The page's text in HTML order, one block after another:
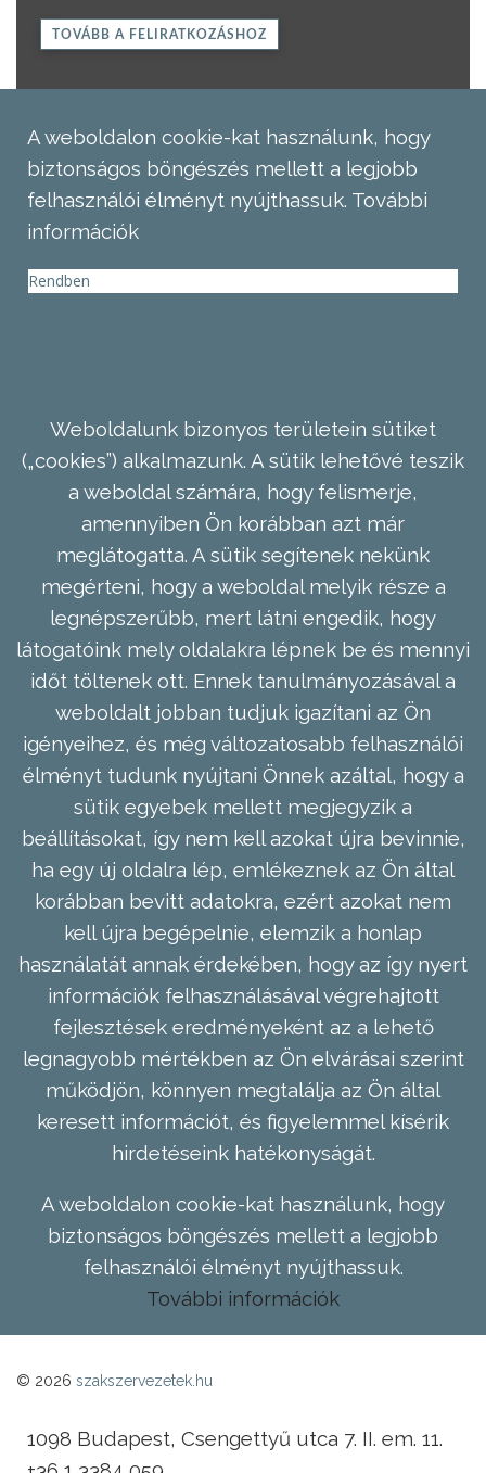
TOVÁBB A FELIRATKOZÁSHOZ
A weboldalon cookie-kat használunk, hogy
biztonságos böngészés mellett a legjobb
felhasználói élményt nyújthassuk. További
információk
Rendben
Weboldalunk bizonyos területein sütiket
(„cookies”) alkalmazunk. A sütik lehetővé teszik
a weboldal számára, hogy felismerje,
amennyiben Ön korábban azt már
meglátogatta. A sütik segítenek nekünk
megérteni, hogy a weboldal melyik része a
legnépszerűbb, mert látni engedik, hogy
látogatóink mely oldalakra lépnek be és mennyi
időt töltenek ott. Ennek tanulmányozásával a
weboldalt jobban tudjuk igazítani az Ön
igényeihez, és még változatosabb felhasználói
élményt tudunk nyújtani Önnek azáltal, hogy a
sütik egyebek mellett megjegyzik a
beállításokat, így nem kell azokat újra bevinnie,
ha egy új oldalra lép, emlékeznek az Ön által
korábban bevitt adatokra, ezért azokat nem
kell újra begépelnie, elemzik a honlap
használatát annak érdekében, hogy az így nyert
információk felhasználásával végrehajtott
fejlesztések eredményeként az a lehető
legnagyobb mértékben az Ön elvárásai szerint
működjön, könnyen megtalálja az Ön által
keresett információt, és figyelemmel kísérik
hirdetéseink hatékonyságát.
A weboldalon cookie-kat használunk, hogy
biztonságos böngészés mellett a legjobb
felhasználói élményt nyújthassuk.
További információk
© 2026 szakszervezetek.hu
1098 Budapest, Csengettyű utca 7. II. em. 11.